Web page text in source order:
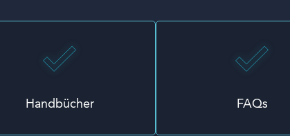
Handbücher FAQs